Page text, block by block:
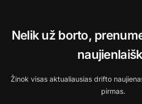
Nelik už borto,
Žinok visas aktualiausias drifto
pirmas.